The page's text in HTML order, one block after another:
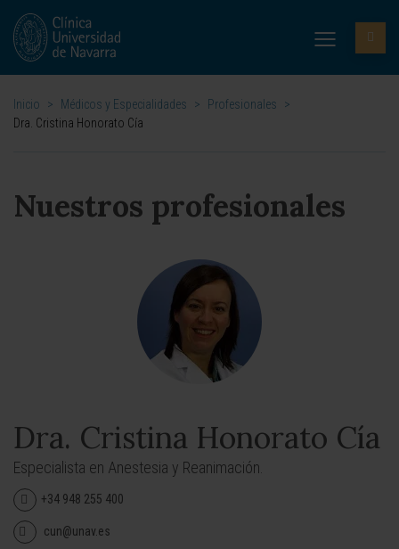
Inicio > Médicos y Especialidades > Profesionales
>
Dra. Cristina Honorato Cía
Nuestros profesionales
Dra. Cristina Honorato Cía
Especialista en Anestesia y Reanimación.
+34 948 255 400
cun@unav.es